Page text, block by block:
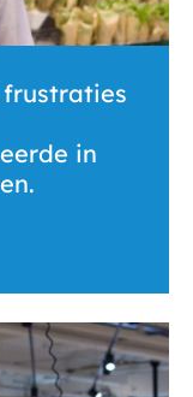
in